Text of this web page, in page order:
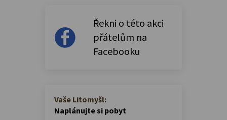
Řekni o této akci
přátelům na
Facebooku
Vaše Litomyšl:
Naplánujte si pobyt